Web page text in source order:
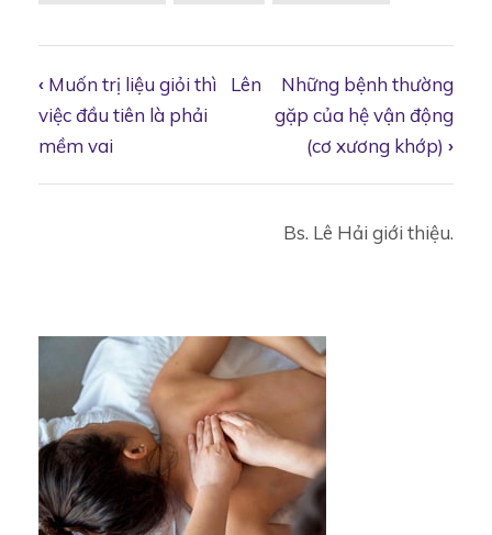
Book
traversal
for
Nguyên
nhân
‹ Muốn trị liệu giỏi thì
việc đầu tiên là phải
mềm vai
Lên
Những bệnh thường
gặp của hệ vận động
(cơ xương khớp) ›
Bs. Lê Hải giới thiệu.